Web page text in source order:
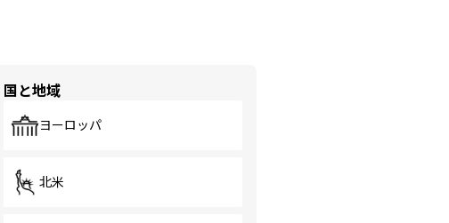
国と地域
ヨーロッパ
北米